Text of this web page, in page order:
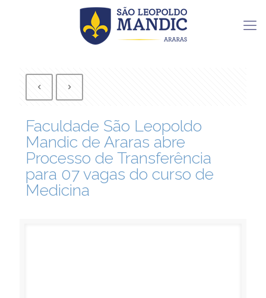
Faculdade São Leopoldo
Mandic de Araras abre
Processo de Transferência
para 07 vagas do curso de
Medicina